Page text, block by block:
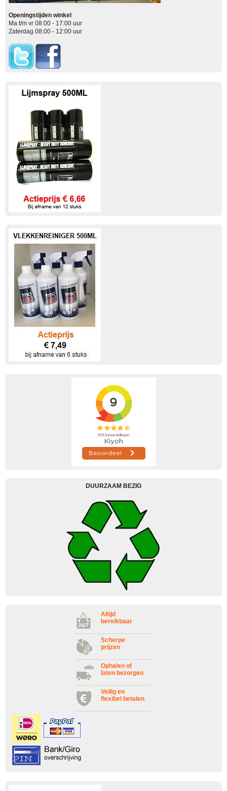
Openingstijden winkel
Ma t/m vr 08:00 - 17:00 uur
Zaterdag 08:00 - 12:00 uur
DUURZAAM BEZIG
Altijd
bereikbaar
Scherpe
prijzen
Ophalen of
laten bezorgen
Veilig en
flexibel betalen